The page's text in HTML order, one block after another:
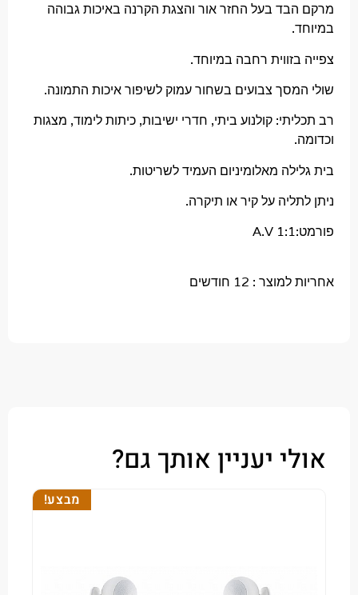
בעל החזר אור והצגת הקרנה באיכות גבוהה
רחבה במיוחד.
צבועים בשחור עמוק לשיפור איכות התמונה.
קולנוע ביתי, חדרי ישיבות, כיתות לימוד, מצגות
מאלומיניום העמיד לשריטות.
על קיר או תיקרה.
: 12 חודשים
יעניין אותך גם?